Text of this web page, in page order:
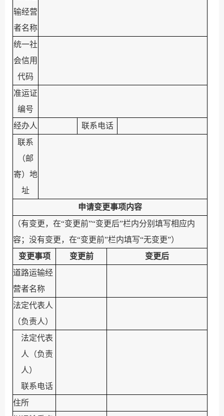
输经营
者名称
统一社
会信用
代码
准运证
编号
经办人
联系电话
联系
（邮
寄）地
址
申请变更事项内容
（有变更，在“变更前”“变更后”栏内分别填写相应内
容；没有变更，在“变更前”栏内填写“无变更”）
变更事项
变更前
变更后
道路运输经
营者名称
法定代表人
（负责人）
法定代表
人（负责
人）
联系电话
住所